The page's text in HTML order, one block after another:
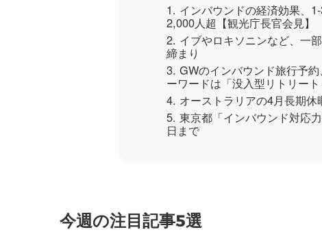
1. インバウンドの経済効果、
2,000人超【観光庁長官会見】
2. イブやロキソニンなど、一
締まり
3. GWのインバウンド旅行予
ーワードは「没入型リトリート
4. オーストラリアの4月長期
5. 東京都「インバウンド対応
日まで
今週の注目記事5選